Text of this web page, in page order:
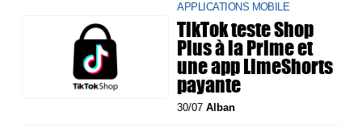
APPLICATIONS MOBILE
TikTok teste Shop
Plus à la Prime et
une app LimeShorts
payante
30/07Alban